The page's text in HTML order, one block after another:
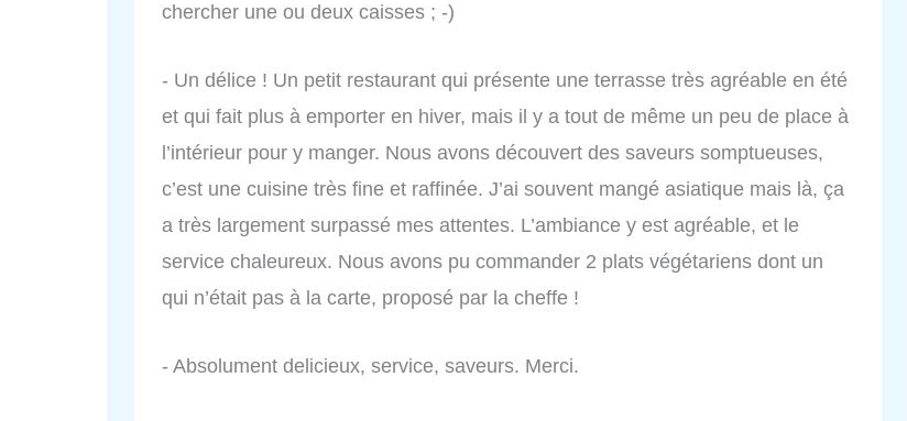
chercher une ou deux caisses ; -)
- Un délice ! Un petit restaurant qui présente une terrasse très agréable en été
et qui fait plus à emporter en hiver, mais il y a tout de même un peu de place à
l’intérieur pour y manger. Nous avons découvert des saveurs somptueuses,
c’est une cuisine très fine et raffinée. J’ai souvent mangé asiatique mais là, ça
a très largement surpassé mes attentes. L’ambiance y est agréable, et le
service chaleureux. Nous avons pu commander 2 plats végétariens dont un
qui n’était pas à la carte, proposé par la cheffe !
- Absolument delicieux, service, saveurs. Merci.